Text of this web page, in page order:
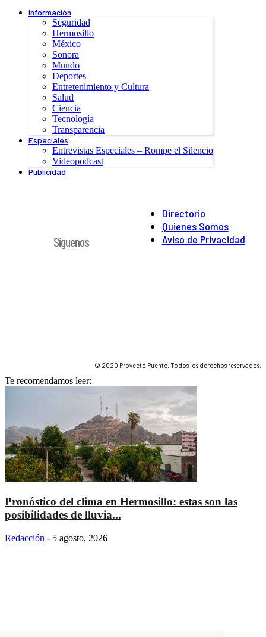
Información
Seguridad
Hermosillo
México
Sonora
Mundo
Deportes
Entretenimiento y Cultura
Salud
Ciencia
Tecnología
Transparencia
Especiales
Entrevistas Especiales – Rompe el Silencio
Videopodcast
Publicidad
Directorio
Quienes Somos
Aviso de Privacidad
Síguenos
© 2020 Proyecto Puente. Todos los derechos reservados.
Te recomendamos leer:
Pronóstico del clima en Hermosillo: estas son las
posibilidades de lluvia...
Redacción - 5 agosto, 2026